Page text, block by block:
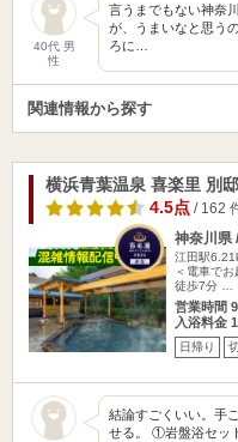
40代 男
性
言うまでもない神奈
が、うまいなと思う
ろに…
関連情報から探す
横浜青葉温泉 喜楽里 別邸
4.5点/ 162
神奈川県
江田駅
＜電車で
徒歩7分 …
営業時間
入浴料金
日帰り
結論すごくいい。手
せる。 ①岩盤浴セッ